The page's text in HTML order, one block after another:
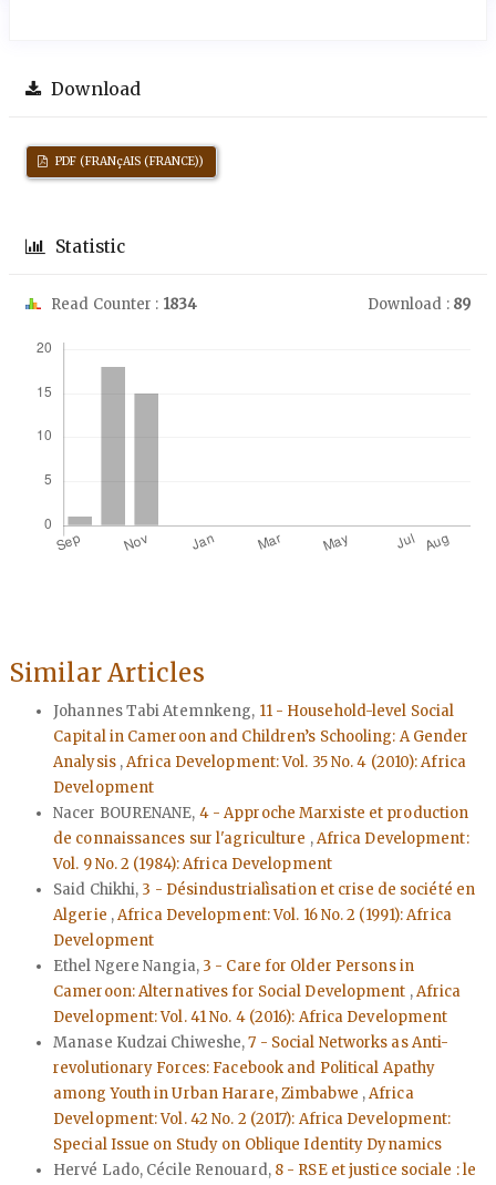
Download
PDF (FRANçAIS (FRANCE))
Statistic
Read Counter : 1834 Download : 89
Similar Articles
Johannes Tabi Atemnkeng, 11 - Household-level Social
Capital in Cameroon and Children’s Schooling: A Gender
Analysis ,Africa Development: Vol. 35 No. 4 (2010): Africa
Development
Nacer BOURENANE, 4 - Approche Marxiste et production
de connaissances sur l'agriculture ,Africa Development:
Vol. 9 No. 2 (1984): Africa Development
Said Chikhi, 3 - Désindustrialìsation et crise de société en
Algerie ,Africa Development: Vol. 16 No. 2 (1991): Africa
Development
Ethel Ngere Nangia, 3 - Care for Older Persons in
Cameroon: Alternatives for Social Development ,Africa
Development: Vol. 41 No. 4 (2016): Africa Development
Manase Kudzai Chiweshe,7 - Social Networks as Anti-
revolutionary Forces: Facebook and Political Apathy
among Youth in Urban Harare, Zimbabwe ,Africa
Development: Vol. 42 No. 2 (2017): Africa Development:
Special Issue on Study on Oblique Identity Dynamics
Hervé Lado, Cécile Renouard, 8 - RSE et justice sociale : le